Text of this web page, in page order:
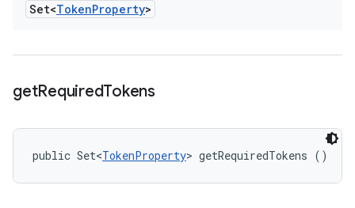
Set<TokenProperty>
getRequiredTokens
public Set<TokenProperty> getRequiredTokens ()